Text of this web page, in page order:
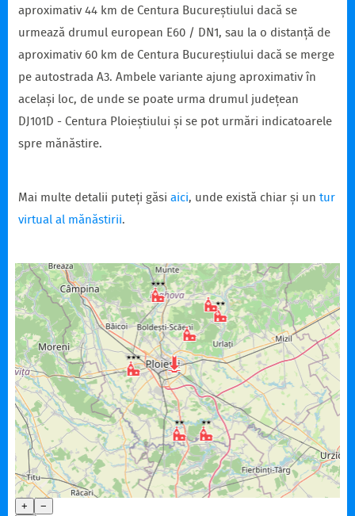
aproximativ 44 km de Centura Bucureștiului dacă se
urmează drumul european E60 / DN1, sau la o distanță de
aproximativ 60 km de Centura Bucureștiului dacă se merge
pe autostrada A3. Ambele variante ajung aproximativ în
același loc, de unde se poate urma drumul județean
DJ101D - Centura Ploieștiului și se pot urmări indicatoarele
spre mănăstire.
Mai multe detalii puteți găsi aici, unde există chiar și un tur
virtual al mănăstirii.
+
−